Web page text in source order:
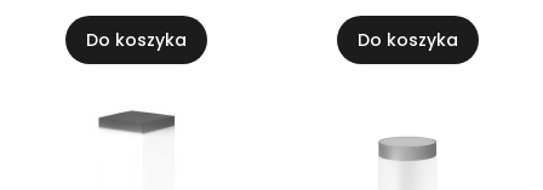
Do koszyka Do koszyka